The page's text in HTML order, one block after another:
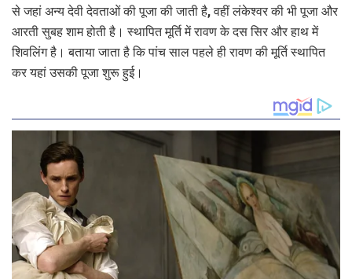
से जहां अन्य देवी देवताओं की पूजा की जाती है, वहीं लंकेश्वर की भी पूजा और
आरती सुबह शाम होती है। स्थापित मूर्ति में रावण के दस सिर और हाथ में
शिवलिंग है। बताया जाता है कि पांच साल पहले ही रावण की मूर्ति स्थापित
कर यहां उसकी पूजा शुरू हुई।